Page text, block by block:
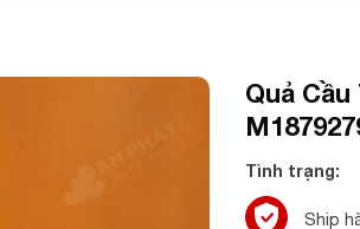
Quả
Tình trạng:
Ship